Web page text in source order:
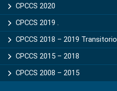
CPCCS 2020
CPCCS 2019 .
CPCCS 2018 – 2019 Transitorio
CPCCS 2015 – 2018
CPCCS 2008 – 2015